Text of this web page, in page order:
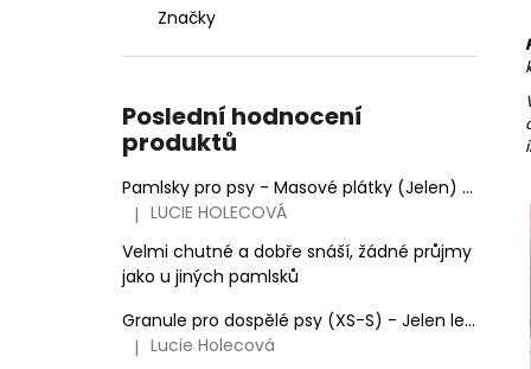
Značky
Poslední hodnocení
produktů
Pamlsky pro psy - Masové plátky (Jelen)
Hodnocení produktu je 5 z 5 hvězdiček.
| LUCIE HOLECOVÁ
Velmi chutné a dobře snáší, žádné průjmy
jako u jiných pamlsků
Granule pro dospělé psy (XS-S) - Jelen lesní (SENSITIVE) 3kg
Hodnocení produktu je 5 z 5 hvězdiček.
| Lucie Holecová